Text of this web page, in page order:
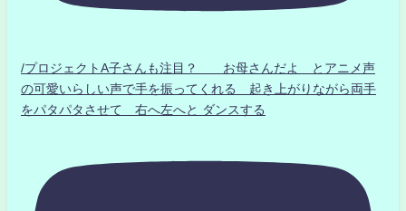
/プロジェクトA子さんも注目？ お母さんだよ とアニメ声
の可愛いらしい声で手を振ってくれる 起き上がりながら両手
をパタパタさせて 右へ左へと ダンスする